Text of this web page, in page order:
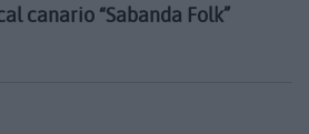
canario “Sabanda Folk”